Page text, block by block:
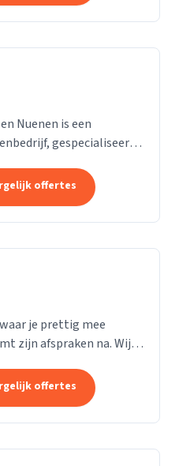
Nuenen is een
gespecialiseerd
renovatie van
offertes
je prettig mee
zijn afspraken na. Wij
offertes